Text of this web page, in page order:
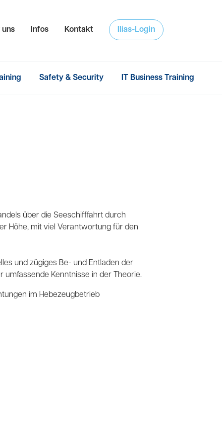
uns Infos Kontakt Ilias-Login
Safety & Security IT Business Training
über die Seeschifffahrt durch
Höhe, mit viel Verantwortung für den
und zügiges Be- und Entladen der
umfassende Kenntnisse in der Theorie.
im Hebezeugbetrieb